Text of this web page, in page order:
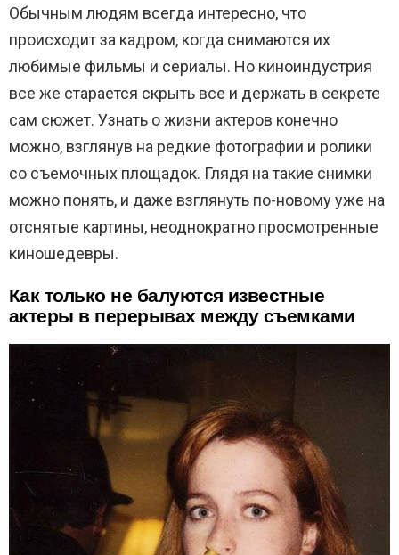
Обычным людям всегда интересно, что
происходит за кадром, когда снимаются их
любимые фильмы и сериалы. Но киноиндустрия
все же старается скрыть все и держать в секрете
сам сюжет. Узнать о жизни актеров конечно
можно, взглянув на редкие фотографии и ролики
со съемочных площадок. Глядя на такие снимки
можно понять, и даже взглянуть по-новому уже на
отснятые картины, неоднократно просмотренные
киношедевры.
Как только не балуются известные
актеры в перерывах между съемками